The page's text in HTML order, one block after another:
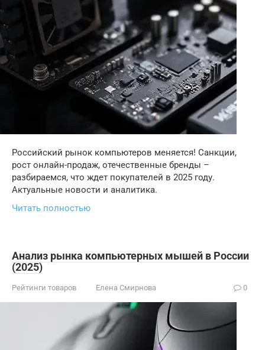
Российский рынок компьютеров меняется! Санкции,
рост онлайн-продаж, отечественные бренды –
разбираемся, что ждет покупателей в 2025 году.
Актуальные новости и аналитика.
Читать полностью
Анализ рынка компьютерных мышей в России
(2025)
Рейтинги товаров Елена Смирнова 0